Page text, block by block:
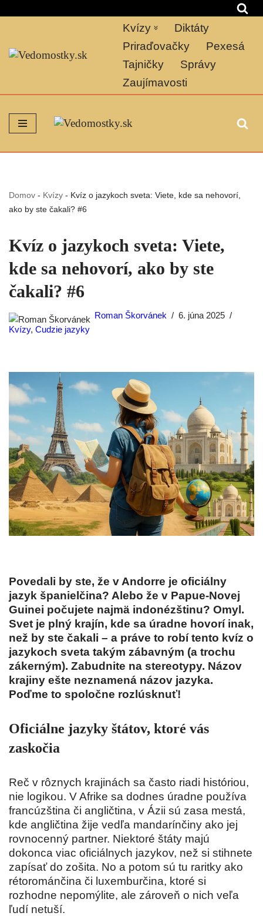
na
obsah
Kvízy
Diktáty
Priraďovačky
Pexesá
Tajničky
Správy
Zaujímavosti
Domov - Kvízy - Kvíz o jazykoch sveta: Viete, kde sa nehovorí,
ako by ste čakali? #6
Kvíz o jazykoch sveta: Viete,
kde sa nehovorí, ako by ste
čakali? #6
Roman Škorvánek
6. júna 2025
Kvízy, Cudzie jazyky
Povedali by ste, že v Andorre je oficiálny
jazyk španielčina? Alebo že v Papue-Novej
Guinei počujete najmä indonézštinu? Omyl.
Svet je plný krajín, kde sa úradne hovorí inak,
než by ste čakali – a práve to robí tento kvíz o
jazykoch sveta takým zábavným (a trochu
zákerným). Zabudnite na stereotypy. Názov
krajiny ešte neznamená názov jazyka.
Poďme to spoločne rozlúsknuť!
Oficiálne jazyky štátov, ktoré vás
zaskočia
Reč v rôznych krajinách sa často riadi históriou,
nie logikou. V Afrike sa dodnes úradne používa
francúzština či angličtina, v Ázii sú zasa mestá,
kde angličtina žije vedľa mandarínčiny ako jej
rovnocenný partner. Niektoré štáty majú
dokonca viac oficiálnych jazykov, než si stihnete
zapísať do zošita. No a potom sú tu raritky ako
rétorománčina či luxemburčina, ktoré si
rozhodne nepomýlite, ale zároveň o nich veľa
ľudí netuší.